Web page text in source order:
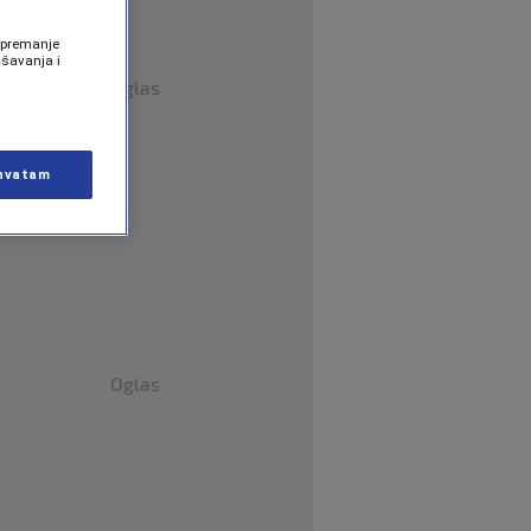
Oglas
Oglas
i